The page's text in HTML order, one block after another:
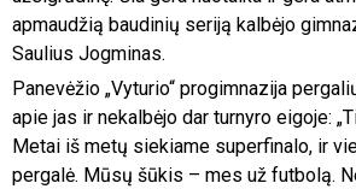
apmaudžią baudinių seriją kalbėjo
Saulius Jogminas.
Panevėžio „Vyturio“ progimnazija
apie jas ir nekalbėjo dar turnyro eigoje:
Metai iš metų siekiame superfinalo, ir
pergalė. Mūsų šūkis – mes už futbolą.